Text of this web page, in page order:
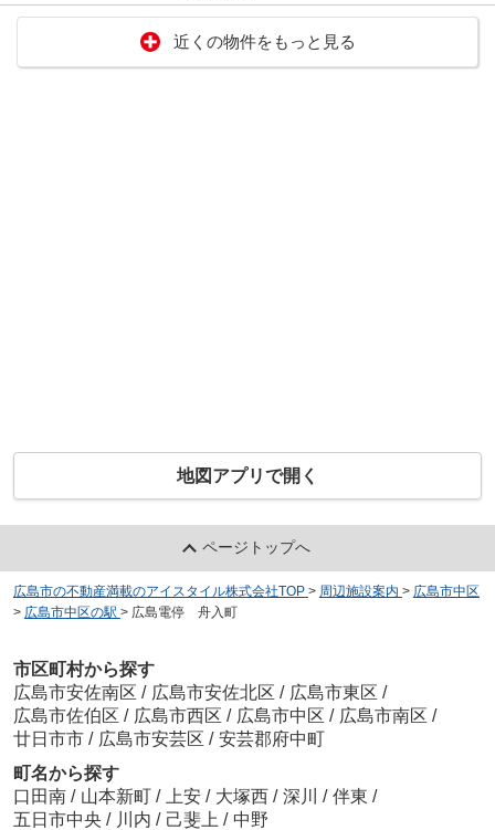
近くの物件をもっと見る
地図アプリで開く
ページトップへ
広島市の不動産満載のアイスタイル株式会社TOP > 周辺施設案内 > 広島市中区
> 広島市中区の駅 > 広島電停 舟入町
市区町村から探す
広島市安佐南区 / 広島市安佐北区 / 広島市東区 /
広島市佐伯区 / 広島市西区 / 広島市中区 / 広島市南区 /
廿日市市 / 広島市安芸区 / 安芸郡府中町
町名から探す
口田南 / 山本新町 / 上安 / 大塚西 / 深川 / 伴東 /
五日市中央 / 川内 / 己斐上 / 中野